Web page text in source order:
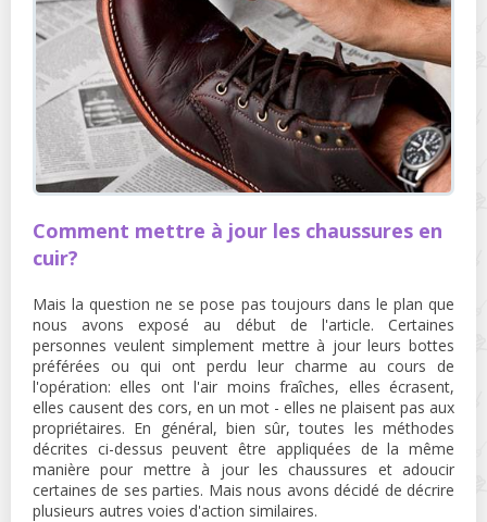
Comment mettre à jour les chaussures en
cuir?
Mais la question ne se pose pas toujours dans le plan que
nous avons exposé au début de l'article. Certaines
personnes veulent simplement mettre à jour leurs bottes
préférées ou qui ont perdu leur charme au cours de
l'opération: elles ont l'air moins fraîches, elles écrasent,
elles causent des cors, en un mot - elles ne plaisent pas aux
propriétaires. En général, bien sûr, toutes les méthodes
décrites ci-dessus peuvent être appliquées de la même
manière pour mettre à jour les chaussures et adoucir
certaines de ses parties. Mais nous avons décidé de décrire
plusieurs autres voies d'action similaires.